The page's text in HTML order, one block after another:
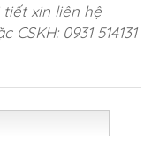
xin liên hệ
CSKH: 0931 514131